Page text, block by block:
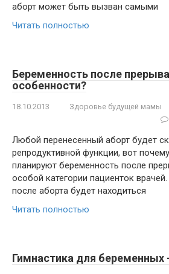
аборт может быть вызван самыми
Читать полностью
Беременность после
особенности?
18.10.2013 Здоровье будущей мамы
Любой перенесенный аборт будет
репродуктивной функции, вот
планируют беременность после
особой категории пациенток
после аборта будет находиться
Читать полностью
Гимнастика для беременных